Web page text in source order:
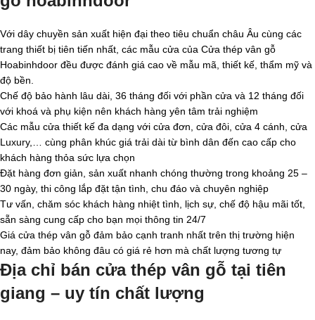
Với dây chuyền sản xuất hiện đại theo tiêu chuẩn châu Âu cùng các
trang thiết bị tiên tiến nhất, các mẫu cửa của Cửa thép vân gỗ
Hoabinhdoor đều được đánh giá cao về mẫu mã, thiết kế, thẩm mỹ và
độ bền.
Chế độ bảo hành lâu dài, 36 tháng đối với phần cửa và 12 tháng đối
với khoá và phụ kiện nên khách hàng yên tâm trải nghiệm
Các mẫu cửa thiết kế đa dạng với cửa đơn, cửa đôi, cửa 4 cánh, cửa
Luxury,… cùng phân khúc giá trải dài từ bình dân đến cao cấp cho
khách hàng thỏa sức lựa chọn
Đặt hàng đơn giản, sản xuất nhanh chóng thường trong khoảng 25 –
30 ngày, thi công lắp đặt tận tình, chu đáo và chuyên nghiệp
Tư vấn, chăm sóc khách hàng nhiệt tình, lịch sự, chế độ hậu mãi tốt,
sẵn sàng cung cấp cho bạn mọi thông tin 24/7
Giá cửa thép vân gỗ đảm bảo cạnh tranh nhất trên thị trường hiện
nay, đảm bảo không đâu có giá rẻ hơn mà chất lượng tương tự
Địa chỉ bán cửa thép vân gỗ tại tiên
giang – uy tín chất lượng